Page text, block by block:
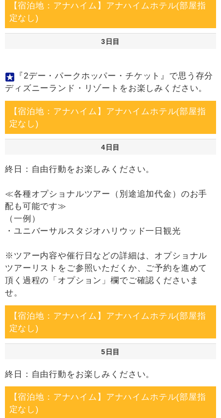
【宿泊地：アナハイム】アナハイムホテル(部屋指
定なし)
3日目
『2デー・パークホッパー・チケット』で思う存分
ディズニーランド・リゾートをお楽しみください。
【宿泊地：アナハイム】アナハイムホテル(部屋指
定なし)
4日目
終日：自由行動をお楽しみください。
≪各種オプショナルツアー（別途追加代金）のお手
配も可能です≫
（一例）
・ユニバーサルスタジオハリウッド一日観光
※ツアー内容や催行日などの詳細は、オプショナル
ツアーリストをご参照いただくか、ご予約を進めて
頂く過程の「オプション」欄でご確認くださいま
せ。
【宿泊地：アナハイム】アナハイムホテル(部屋指
定なし)
5日目
終日：自由行動をお楽しみください。
【宿泊地：アナハイム】アナハイムホテル(部屋指
定なし)